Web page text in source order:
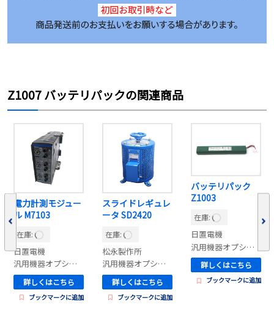
Z1007 バッテリパックの関連商品
電力計測モジュー
ル M7103
在庫:
日置電機
汎用機器オプション
詳しくはこちら
ブックマークに追加
スライドレギュレ
ータ SD2420
在庫:
松永製作所
汎用機器オプション
詳しくはこちら
ブックマークに追加
バッテリパック
Z1003
在庫:
日置電機
汎用機器オプション
詳しくはこちら
ブックマークに追加